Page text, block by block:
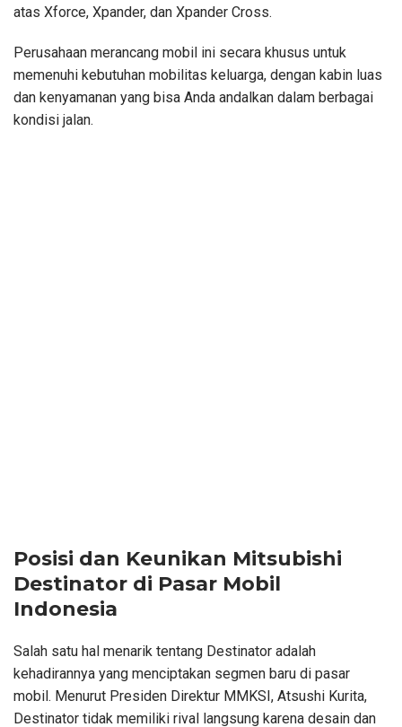
atas Xforce, Xpander, dan Xpander Cross.
Perusahaan merancang mobil ini secara khusus untuk
memenuhi kebutuhan mobilitas keluarga, dengan kabin luas
dan kenyamanan yang bisa Anda andalkan dalam berbagai
kondisi jalan.
Posisi dan Keunikan Mitsubishi
Destinator di Pasar Mobil
Indonesia
Salah satu hal menarik tentang Destinator adalah
kehadirannya yang menciptakan segmen baru di pasar
mobil. Menurut Presiden Direktur MMKSI, Atsushi Kurita,
Destinator tidak memiliki rival langsung karena desain dan